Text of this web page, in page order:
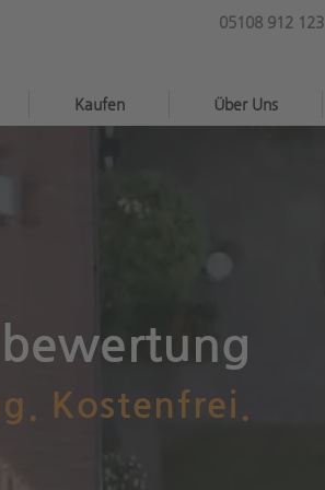
05108 912 123
Kaufen Über Uns
Kostenfrei.